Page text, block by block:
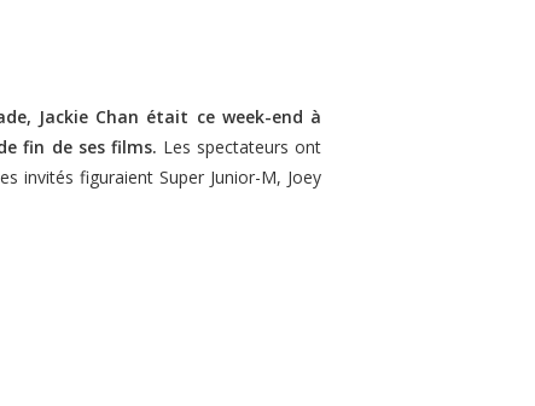
Jackie Chan était ce week-end à
fin de ses films. Les spectateurs ont
invités figuraient Super Junior-M, Joey